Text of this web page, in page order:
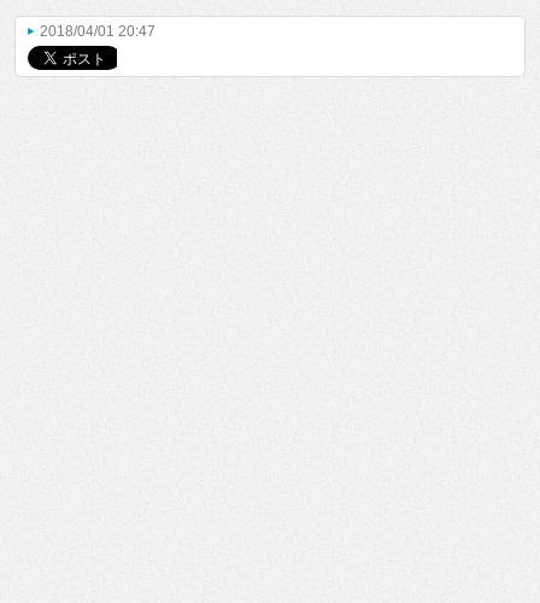
2018/04/01 20:47